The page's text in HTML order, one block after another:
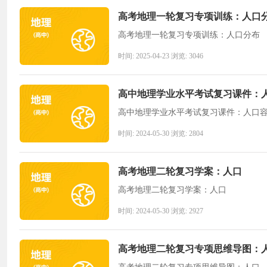
高考地理一轮复习专项训练：人口
高考地理一轮复习专项训练：人口分布
时间: 2025-04-23 浏览: 3046
高中地理学业水平考试复习课件：
高中地理学业水平考试复习课件：人口
时间: 2024-05-30 浏览: 2804
高考地理二轮复习学案：人口
高考地理二轮复习学案：人口
时间: 2024-05-30 浏览: 2927
高考地理二轮复习专项思维导图：